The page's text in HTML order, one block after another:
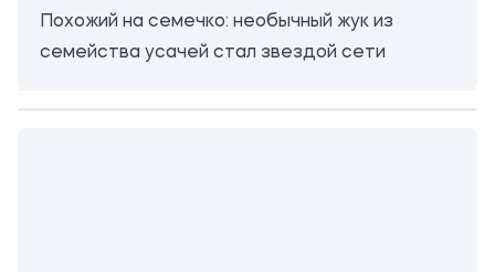
Похожий на семечко: необычный жук из
семейства усачей стал звездой сети